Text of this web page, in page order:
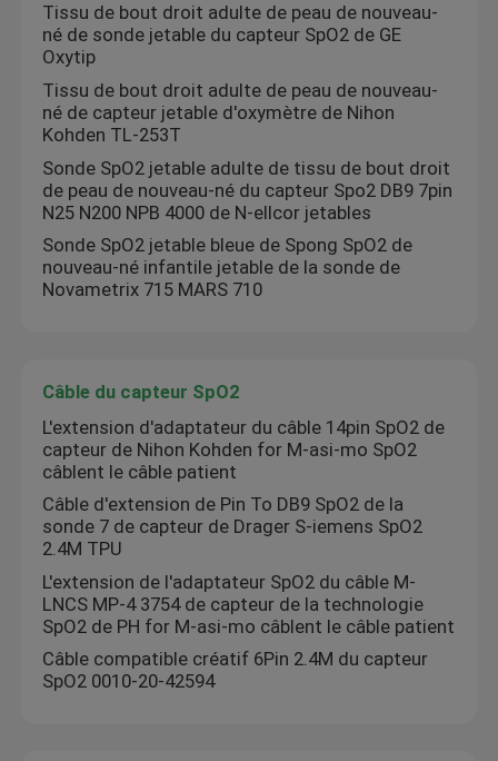
Tissu de bout droit adulte de peau de nouveau-
né de sonde jetable du capteur SpO2 de GE
Oxytip
Tissu de bout droit adulte de peau de nouveau-
né de capteur jetable d'oxymètre de Nihon
Kohden TL-253T
Sonde SpO2 jetable adulte de tissu de bout droit
de peau de nouveau-né du capteur Spo2 DB9 7pin
N25 N200 NPB 4000 de N-ellcor jetables
Sonde SpO2 jetable bleue de Spong SpO2 de
nouveau-né infantile jetable de la sonde de
Novametrix 715 MARS 710
Câble du capteur SpO2
L'extension d'adaptateur du câble 14pin SpO2 de
capteur de Nihon Kohden for M-asi-mo SpO2
câblent le câble patient
Câble d'extension de Pin To DB9 SpO2 de la
sonde 7 de capteur de Drager S-iemens SpO2
2.4M TPU
L'extension de l'adaptateur SpO2 du câble M-
LNCS MP-4 3754 de capteur de la technologie
SpO2 de PH for M-asi-mo câblent le câble patient
Câble compatible créatif 6Pin 2.4M du capteur
SpO2 0010-20-42594